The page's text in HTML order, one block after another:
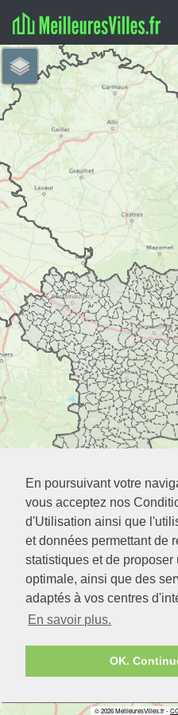
En poursuivant votre
vous acceptez nos
d'Utilisation ainsi que
et données permettant de
statistiques et de proposer
optimale, ainsi que des
adaptés à vos centres
En savoir plus.
OK.
© 2026 MeilleuresVilles.fr -